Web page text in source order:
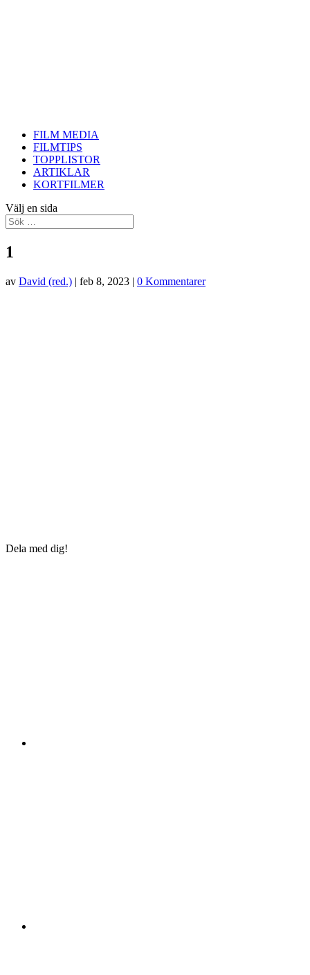
FILM MEDIA
FILMTIPS
TOPPLISTOR
ARTIKLAR
KORTFILMER
Välj en sida
1
av David (red.) | feb 8, 2023 | 0 Kommentarer
Dela med dig!